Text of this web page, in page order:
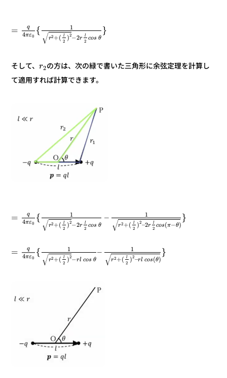
= q
4πε0
{ 1
r2+( l
2 )2
√ −2r l
2 cos θ
}
そして、r2の方は、次の緑で書いた三角形に余弦定理を計算し
て適用すれば計算できます。
= q
4πε0
{ 1
r2+( l
2 )2
√ −2r l
2 cos θ
– 1
r2+( l
2 )2–2r l
2 cos(π−θ)
√
}
= q
4πε0
{ 1
r2+( l
2 )2
√ −rl cos θ
– 1
r2+( l
2 )2–rl cos(θ)
√
}